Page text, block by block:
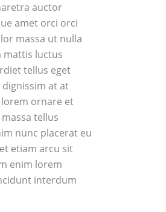
auctor
amet orci orci
massa ut nulla
mattis luctus
tellus eget
at at
ornare et
tellus
nunc placerat eu
etiam arcu sit
enim lorem
interdum